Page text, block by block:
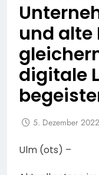
und alte
digitale
5. Dezember 2022
Ulm (ots) –